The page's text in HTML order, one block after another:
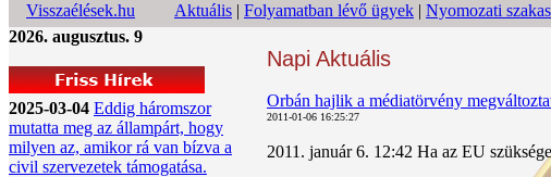
Visszaélések.hu Aktuális | Folyamatban lévő ügyek | Nyomozati
2026. augusztus. 9
2025-03-04 Eddig háromszor
mutatta meg az állampárt, hogy
milyen az, amikor rá van bízva a
civil szervezetek támogatása.
Napi Aktuális
Orbán hajlik a médiatörvény
2011-01-06 16:25:27
2011. január 6. 12:42 Ha az EU